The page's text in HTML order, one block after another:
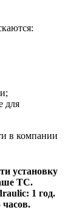
для
в компании
установку
ТС.
1 год.